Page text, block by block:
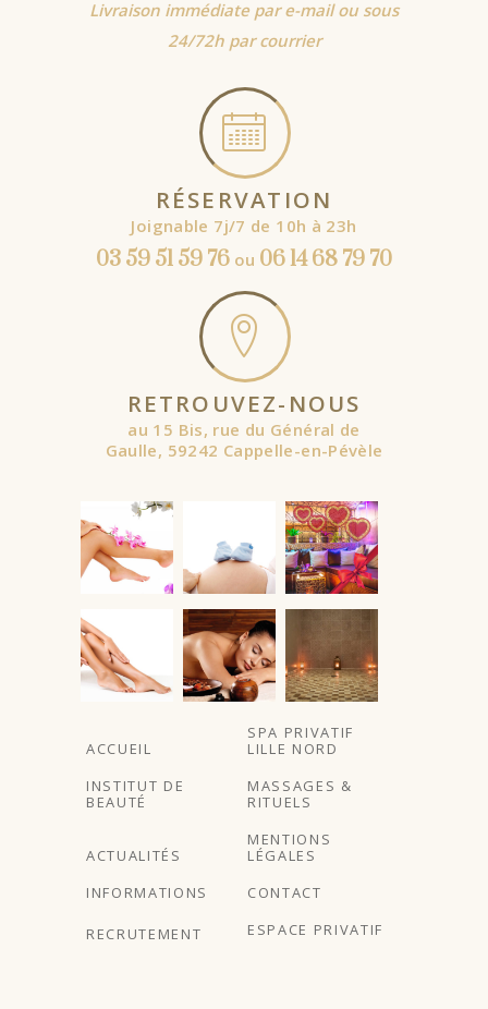
Livraison immédiate par e-mail ou sous
24/72h par courrier
RÉSERVATION
Joignable 7j/7 de 10h à 23h
03 59 51 59 76 ou 06 14 68 79 70
RETROUVEZ-NOUS
au 15 Bis, rue du Général de
Gaulle, 59242 Cappelle-en-Pévèle
À partir de
À partir de
ACCUEIL
SPA PRIVATIF
LILLE NORD
INSTITUT DE
BEAUTÉ
MASSAGES &
RITUELS
ACTUALITÉS
MENTIONS
LÉGALES
INFORMATIONS
CONTACT
RECRUTEMENT ESPACE PRIVATIF